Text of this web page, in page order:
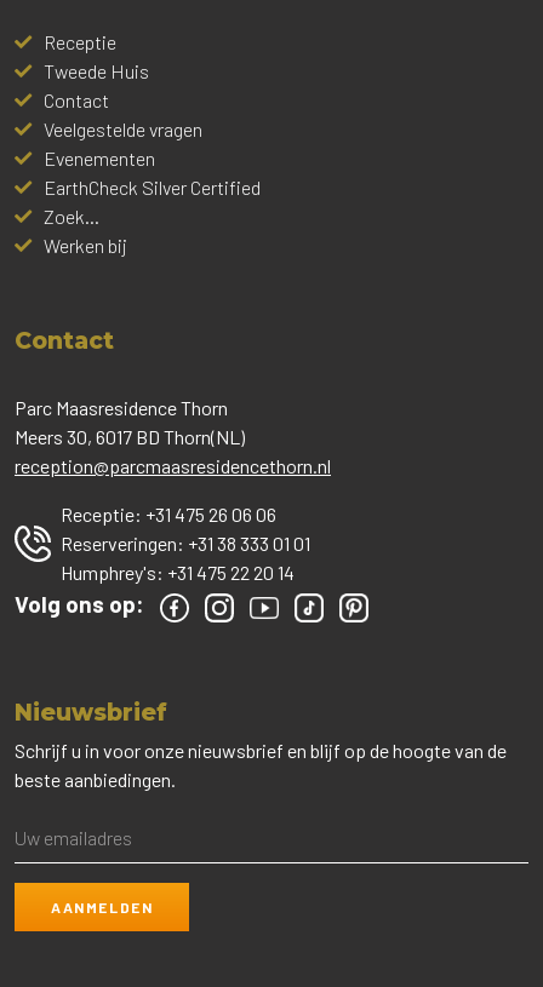
Receptie
Tweede Huis
Contact
Veelgestelde vragen
Evenementen
EarthCheck Silver Certified
Zoek...
Werken bij
Contact
Parc Maasresidence Thorn
Meers 30, 6017 BD Thorn(NL)
reception@parcmaasresidencethorn.nl
Receptie: +31 475 26 06 06
Reserveringen: +31 38 333 01 01
Humphrey's: +31 475 22 20 14
Volg ons op:
Nieuwsbrief
Schrijf u in voor onze nieuwsbrief en blijf op de hoogte van de
beste aanbiedingen.